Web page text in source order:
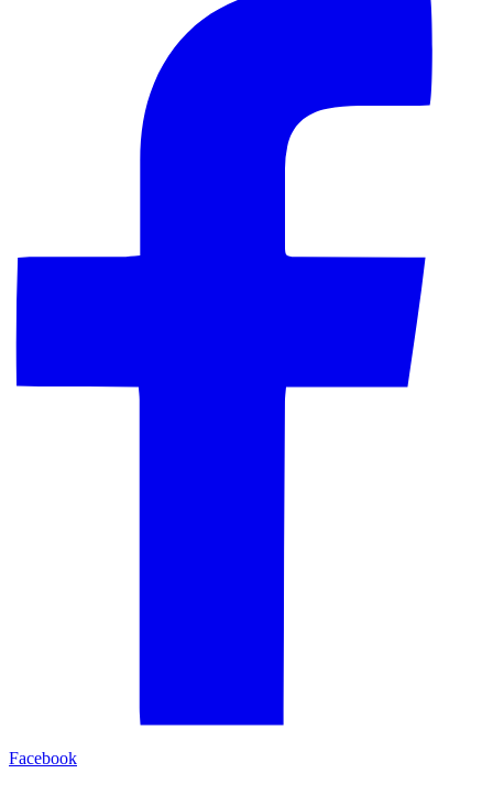
Facebook